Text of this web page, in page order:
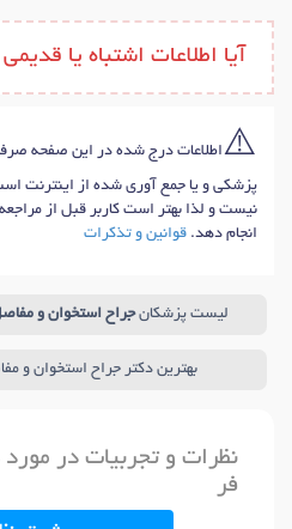
آیا اطلاعات اشتباه یا
⚠️اطلاعات درج شده در این صفحه
پزشکی و یا جمع آوری شده از اینترنت
نیست و لذا بهتر است کاربر قبل از
انجام دهد. قوانین و تذکرات
لیست پزشکانجراح استخوان و
بهترین دکتر جراح استخوان و
نظرات و تجربیات در مورد
فر